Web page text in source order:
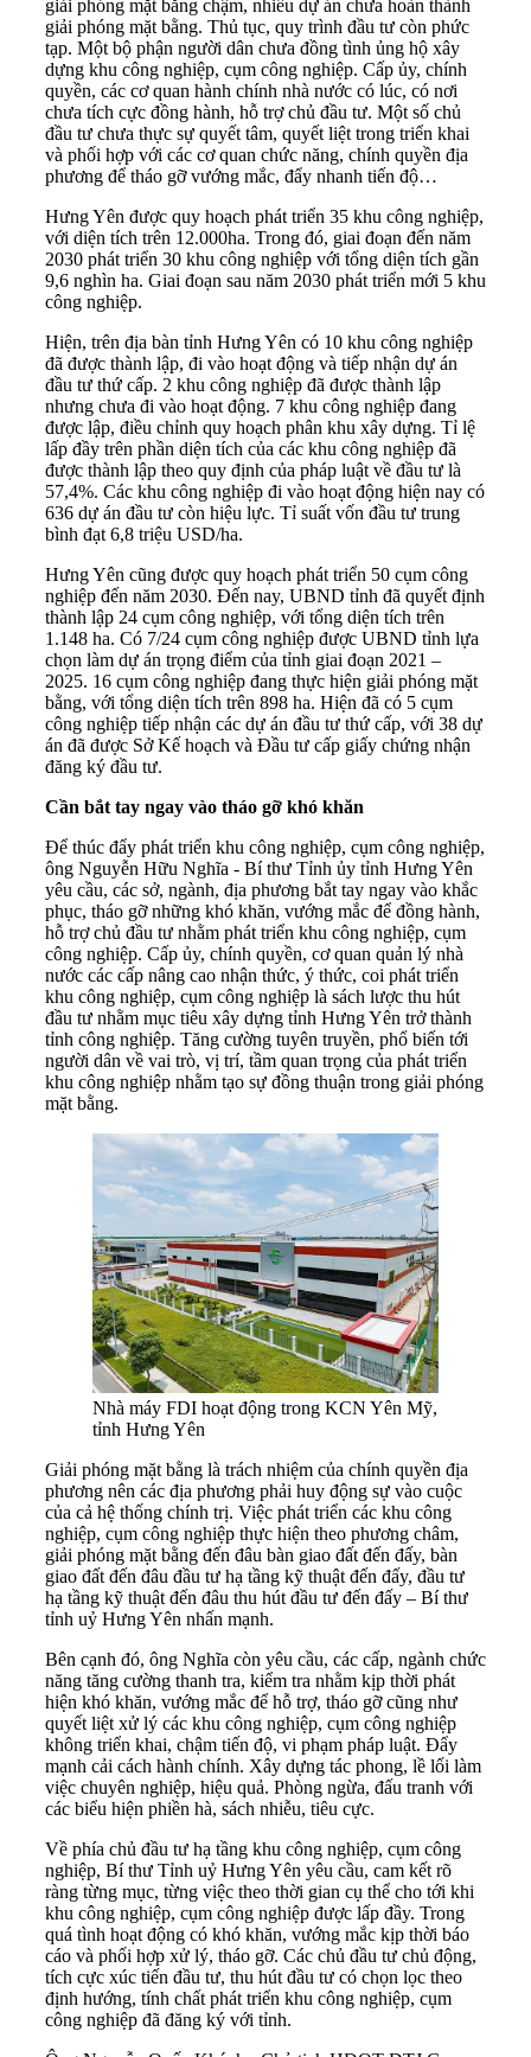
giải phóng mặt bằng chậm, nhiều dự án chưa hoàn thành
giải phóng mặt bằng. Thủ tục, quy trình đầu tư còn phức
tạp. Một bộ phận người dân chưa đồng tình ủng hộ xây
dựng khu công nghiệp, cụm công nghiệp. Cấp ủy, chính
quyền, các cơ quan hành chính nhà nước có lúc, có nơi
chưa tích cực đồng hành, hỗ trợ chủ đầu tư. Một số chủ
đầu tư chưa thực sự quyết tâm, quyết liệt trong triển khai
và phối hợp với các cơ quan chức năng, chính quyền địa
phương để tháo gỡ vướng mắc, đẩy nhanh tiến độ…
Hưng Yên được quy hoạch phát triển 35 khu công nghiệp,
với diện tích trên 12.000ha. Trong đó, giai đoạn đến năm
2030 phát triển 30 khu công nghiệp với tổng diện tích gần
9,6 nghìn ha. Giai đoạn sau năm 2030 phát triển mới 5 khu
công nghiệp.
Hiện, trên địa bàn tỉnh Hưng Yên có 10 khu công nghiệp
đã được thành lập, đi vào hoạt động và tiếp nhận dự án
đầu tư thứ cấp. 2 khu công nghiệp đã được thành lập
nhưng chưa đi vào hoạt động. 7 khu công nghiệp đang
được lập, điều chỉnh quy hoạch phân khu xây dựng. Tỉ lệ
lấp đầy trên phần diện tích của các khu công nghiệp đã
được thành lập theo quy định của pháp luật về đầu tư là
57,4%. Các khu công nghiệp đi vào hoạt động hiện nay có
636 dự án đầu tư còn hiệu lực. Tỉ suất vốn đầu tư trung
bình đạt 6,8 triệu USD/ha.
Hưng Yên cũng được quy hoạch phát triển 50 cụm công
nghiệp đến năm 2030. Đến nay, UBND tỉnh đã quyết định
thành lập 24 cụm công nghiệp, với tổng diện tích trên
1.148 ha. Có 7/24 cụm công nghiệp được UBND tỉnh lựa
chọn làm dự án trọng điểm của tỉnh giai đoạn 2021 –
2025. 16 cụm công nghiệp đang thực hiện giải phóng mặt
bằng, với tổng diện tích trên 898 ha. Hiện đã có 5 cụm
công nghiệp tiếp nhận các dự án đầu tư thứ cấp, với 38 dự
án đã được Sở Kế hoạch và Đầu tư cấp giấy chứng nhận
đăng ký đầu tư.
Cần bắt tay ngay vào tháo gỡ khó khăn
Để thúc đẩy phát triển khu công nghiệp, cụm công nghiệp,
ông Nguyễn Hữu Nghĩa - Bí thư Tỉnh ủy tỉnh Hưng Yên
yêu cầu, các sở, ngành, địa phương bắt tay ngay vào khắc
phục, tháo gỡ những khó khăn, vướng mắc để đồng hành,
hỗ trợ chủ đầu tư nhằm phát triển khu công nghiệp, cụm
công nghiệp. Cấp ủy, chính quyền, cơ quan quản lý nhà
nước các cấp nâng cao nhận thức, ý thức, coi phát triển
khu công nghiệp, cụm công nghiệp là sách lược thu hút
đầu tư nhằm mục tiêu xây dựng tỉnh Hưng Yên trở thành
tỉnh công nghiệp. Tăng cường tuyên truyền, phổ biến tới
người dân về vai trò, vị trí, tầm quan trọng của phát triển
khu công nghiệp nhằm tạo sự đồng thuận trong giải phóng
mặt bằng.
Nhà máy FDI hoạt động trong KCN Yên Mỹ,
tỉnh Hưng Yên
Giải phóng mặt bằng là trách nhiệm của chính quyền địa
phương nên các địa phương phải huy động sự vào cuộc
của cả hệ thống chính trị. Việc phát triển các khu công
nghiệp, cụm công nghiệp thực hiện theo phương châm,
giải phóng mặt bằng đến đâu bàn giao đất đến đấy, bàn
giao đất đến đâu đầu tư hạ tầng kỹ thuật đến đấy, đầu tư
hạ tầng kỹ thuật đến đâu thu hút đầu tư đến đấy – Bí thư
tỉnh uỷ Hưng Yên nhấn mạnh.
Bên cạnh đó, ông Nghĩa còn yêu cầu, các cấp, ngành chức
năng tăng cường thanh tra, kiểm tra nhằm kịp thời phát
hiện khó khăn, vướng mắc để hỗ trợ, tháo gỡ cũng như
quyết liệt xử lý các khu công nghiệp, cụm công nghiệp
không triển khai, chậm tiến độ, vi phạm pháp luật. Đẩy
mạnh cải cách hành chính. Xây dựng tác phong, lề lối làm
việc chuyên nghiệp, hiệu quả. Phòng ngừa, đấu tranh với
các biểu hiện phiền hà, sách nhiễu, tiêu cực.
Về phía chủ đầu tư hạ tầng khu công nghiệp, cụm công
nghiệp, Bí thư Tỉnh uỷ Hưng Yên yêu cầu, cam kết rõ
ràng từng mục, từng việc theo thời gian cụ thể cho tới khi
khu công nghiệp, cụm công nghiệp được lấp đầy. Trong
quá tình hoạt động có khó khăn, vướng mắc kịp thời báo
cáo và phối hợp xử lý, tháo gỡ. Các chủ đầu tư chủ động,
tích cực xúc tiến đầu tư, thu hút đầu tư có chọn lọc theo
định hướng, tính chất phát triển khu công nghiệp, cụm
công nghiệp đã đăng ký với tỉnh.